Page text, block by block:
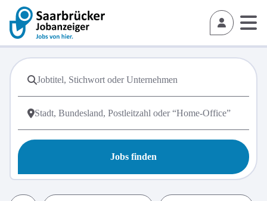
Jobs finden